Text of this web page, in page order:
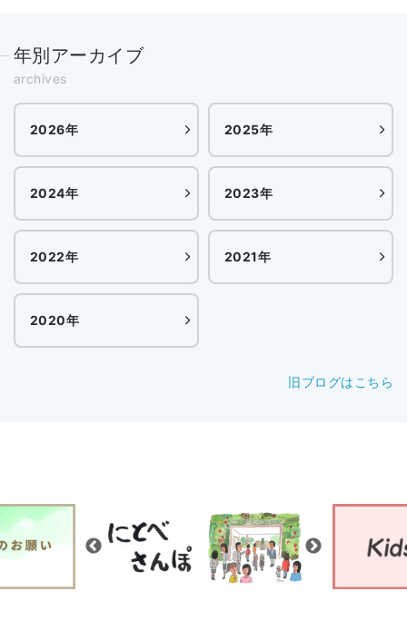
年別アーカイブ
archives
2026年 2025年
2024年 2023年
2022年 2021年
2020年
旧ブログはこちら